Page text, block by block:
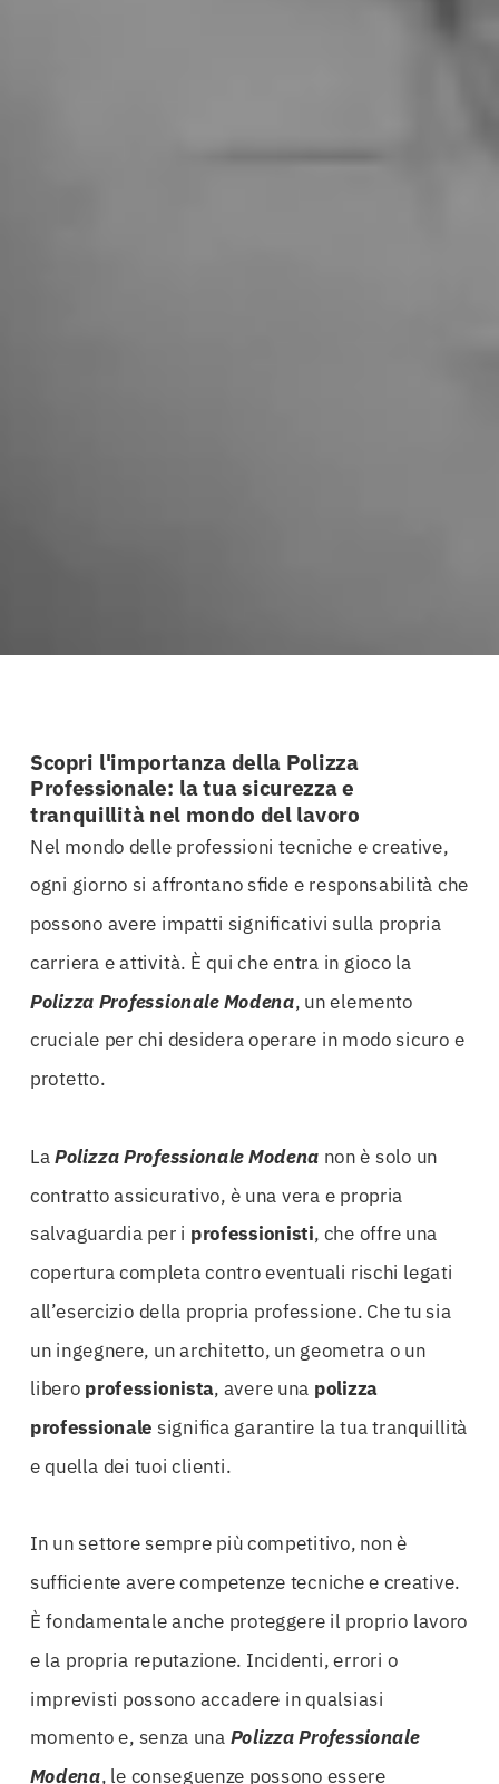
Scopri l'importanza della Polizza
Professionale: la tua sicurezza e
tranquillità nel mondo del lavoro
Nel mondo delle professioni tecniche e creative,
ogni giorno si affrontano sfide e responsabilità che
possono avere impatti significativi sulla propria
carriera e attività. È qui che entra in gioco la
Polizza Professionale Modena, un elemento
cruciale per chi desidera operare in modo sicuro e
protetto.
LaPolizza Professionale Modena non è solo un
contratto assicurativo, è una vera e propria
salvaguardia per i professionisti, che offre una
copertura completa contro eventuali rischi legati
all’esercizio della propria professione. Che tu sia
un ingegnere, un architetto, un geometra o un
libero professionista, avere una polizza
professionale significa garantire la tua tranquillità
e quella dei tuoi clienti.
In un settore sempre più competitivo, non è
sufficiente avere competenze tecniche e creative.
È fondamentale anche proteggere il proprio lavoro
e la propria reputazione. Incidenti, errori o
imprevisti possono accadere in qualsiasi
momento e, senza una Polizza Professionale
Modena, le conseguenze possono essere